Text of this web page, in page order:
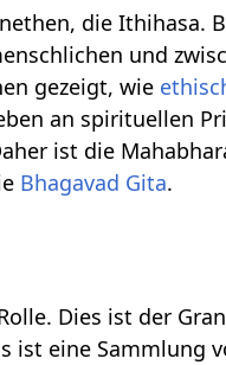
die Ithihasa.
und
gezeigt, wie
an spirituellen
ist die
Bhagavad Gita.
Dies ist der
ist eine Sammlung